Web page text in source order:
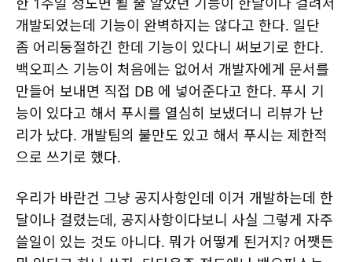
개발되었는데 기능이 완벽하지는 않다고 한다. 일단
좀 어리둥절하긴 한데 기능이 있다니 써보기로 한다.
백오피스 기능이 처음에는 없어서 개발자에게 문서를
만들어 보내면 직접 DB 에 넣어준다고 한다. 푸시 기
능이 있다고 해서 푸시를 열심히 보냈더니 리뷰가 난
리가 났다. 개발팀의 불만도 있고 해서 푸시는 제한적
으로 쓰기로 했다.
우리가 바란건 그냥 공지사항인데 이거 개발하는데 한
달이나 걸렸는데, 공지사항이다보니 사실 그렇게 자주
쓸일이 있는 것도 아니다. 뭐가 어떻게 된거지? 어쨋든